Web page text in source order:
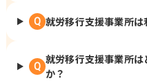
Q 就労移行支援事業所は
Q
就労移行支援事業所
か？